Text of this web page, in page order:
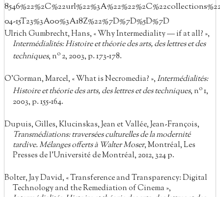
04-15T23%3A00%3A18Z%22%7D%7D%5D%7D
Ulrich Gumbrecht, Hans, « Why Intermediality — if at all? »,
Intermédialités: Histoire et théorie des arts, des lettres et des
techniques, no2, 2003, p. 173‑178.
O’Gorman, Marcel, « What is Necromedia? »,Intermédialités:
Histoire et théorie des arts, des lettres et des techniques, no1,
2003, p. 155‑164.
Dupuis, Gilles, Klucinskas, Jean et Vallée, Jean-François,
Transmédiations: traversées culturelles de la modernité
tardive. Mélanges offerts à Walter Moser, Montréal, Les
Presses de l’Université de Montréal, 2012, 324 p.
Bolter, Jay David, « Transference and Transparency: Digital
Technology and the Remediation of Cinema »,